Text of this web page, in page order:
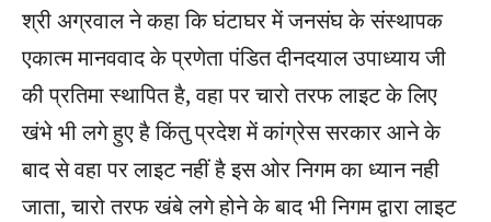
श्री अग्रवाल ने कहा कि घंटाघर में जनसंघ के संस्थापक
एकात्म मानववाद के प्रणेता पंडित दीनदयाल उपाध्याय जी
की प्रतिमा स्थापित है, वहा पर चारो तरफ लाइट के लिए
खंभे भी लगे हुए है किंतु प्रदेश में कांग्रेस सरकार आने के
बाद से वहा पर लाइट नहीं है इस ओर निगम का ध्यान नही
जाता, चारो तरफ खंबे लगे होने के बाद भी निगम द्वारा लाइट